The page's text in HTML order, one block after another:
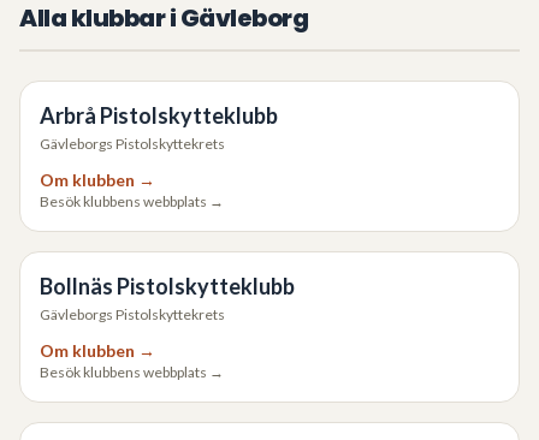
Alla klubbar iGävleborg
Arbrå Pistolskytteklubb
Gävleborgs Pistolskyttekrets
Om klubben →
Besök klubbens webbplats →
Bollnäs Pistolskytteklubb
Gävleborgs Pistolskyttekrets
Om klubben →
Besök klubbens webbplats →